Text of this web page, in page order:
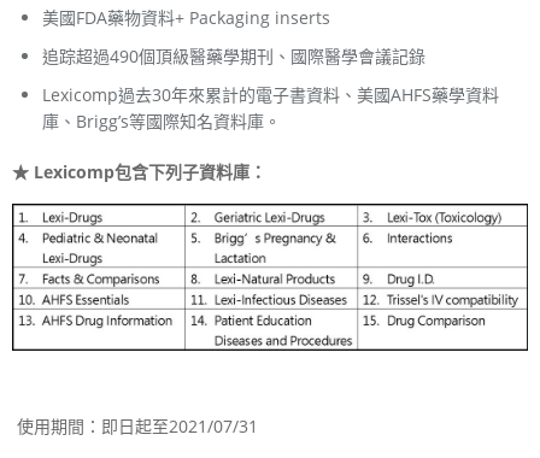
美國FDA藥物資料+ Packaging inserts
追踪超過490個頂級醫藥學期刊、國際醫學會議記錄
Lexicomp過去30年來累計的電子書資料、美國AHFS藥學資料
庫、Brigg’s等國際知名資料庫。
★ Lexicomp包含下列子資料庫：
使用期間：即日起至2021/07/31